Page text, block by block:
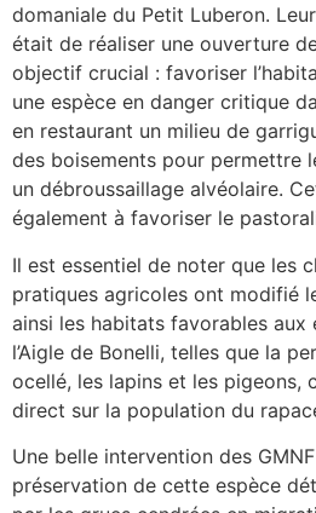
domaniale du Petit Luberon.
était de réaliser une ouverture
objectif crucial : favoriser
une espèce en danger critique
en restaurant un milieu de
des boisements pour permettre
un débroussaillage alvéolaire.
également à favoriser le
Il est essentiel de noter que les
pratiques agricoles ont modifié
ainsi les habitats favorables aux
l’Aigle de Bonelli, telles que la
ocellé, les lapins et les pigeons,
direct sur la population du
Une belle intervention des
préservation de cette espèce